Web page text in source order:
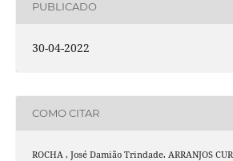
PUBLICADO
30-04-2022
COMO CITAR
ROCHA , José Damião Trindade. ARRANJOS